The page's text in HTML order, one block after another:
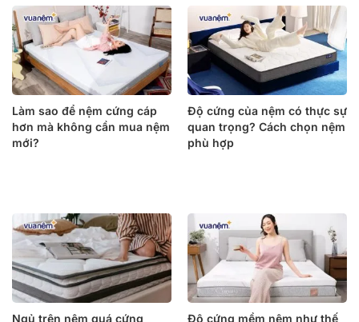
Làm sao để nệm cứng cáp
hơn mà không cần mua nệm
mới?
Độ cứng của nệm có thực sự
quan trọng? Cách chọn nệm
phù hợp
Ngủ trên nệm quá cứng
Độ cứng mềm nệm như thế